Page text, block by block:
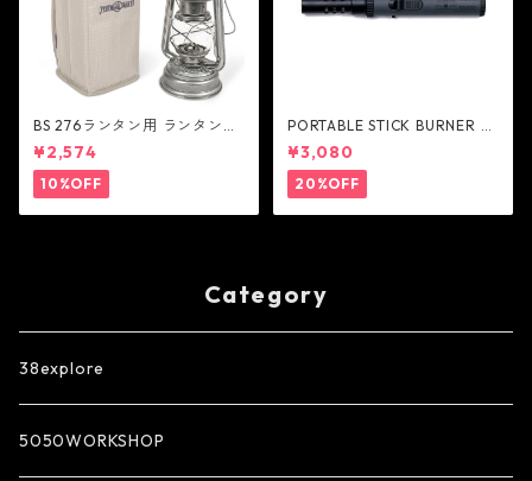
BS 276ランタン用 ランタンケ
ース - FEUERHAND
¥2,574
10%OFF
PORTABLE STICK BURNER -
AS2OV
¥3,080
20%OFF
Category
38explore
5050WORKSHOP